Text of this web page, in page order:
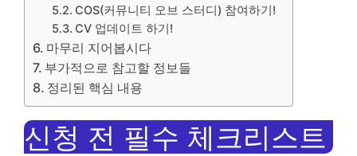
COS(커뮤니티 오브 스터디) 참여하기!
CV 업데이트 하기!
마무리 지어봅시다
부가적으로 참고할 정보들
정리된 핵심 내용
신청 전 필수 체크리스트